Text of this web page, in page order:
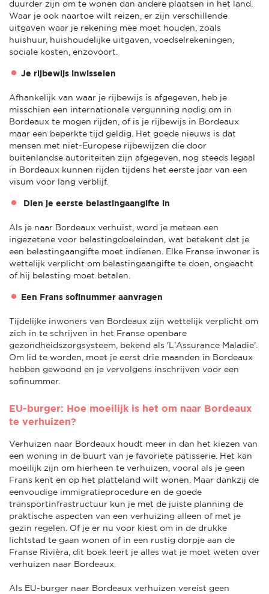
duurder zijn om te wonen dan andere plaatsen in het land.
Waar je ook naartoe wilt reizen, er zijn verschillende
uitgaven waar je rekening mee moet houden, zoals
huishuur, huishoudelijke uitgaven, voedselrekeningen,
sociale kosten, enzovoort.
Je rijbewijs inwisselen
Afhankelijk van waar je rijbewijs is afgegeven, heb je
misschien een internationale vergunning nodig om in
Bordeaux te mogen rijden, of is je rijbewijs in Bordeaux
maar een beperkte tijd geldig. Het goede nieuws is dat
mensen met niet-Europese rijbewijzen die door
buitenlandse autoriteiten zijn afgegeven, nog steeds legaal
in Bordeaux kunnen rijden tijdens het eerste jaar van een
visum voor lang verblijf.
Dien je eerste belastingaangifte in
Als je naar Bordeaux verhuist, word je meteen een
ingezetene voor belastingdoeleinden, wat betekent dat je
een belastingaangifte moet indienen. Elke Franse inwoner is
wettelijk verplicht om belastingaangifte te doen, ongeacht
of hij belasting moet betalen.
Een Frans sofinummer aanvragen
Tijdelijke inwoners van Bordeaux zijn wettelijk verplicht om
zich in te schrijven in het Franse openbare
gezondheidszorgsysteem, bekend als 'L'Assurance Maladie'.
Om lid te worden, moet je eerst drie maanden in Bordeaux
hebben gewoond en je vervolgens inschrijven voor een
sofinummer.
EU-burger: Hoe moeilijk is het om naar Bordeaux
te verhuizen?
Verhuizen naar Bordeaux houdt meer in dan het kiezen van
een woning in de buurt van je favoriete patisserie. Het kan
moeilijk zijn om hierheen te verhuizen, vooral als je geen
Frans kent en op het platteland wilt wonen. Maar dankzij de
eenvoudige immigratieprocedure en de goede
transportinfrastructuur kun je met de juiste planning de
praktische aspecten van een verhuizing alleen of met je
gezin regelen. Of je er nu voor kiest om in de drukke
lichtstad te gaan wonen of in een rustig dorpje aan de
Franse Rivièra, dit boek leert je alles wat je moet weten over
verhuizen naar Bordeaux.
Als EU-burger naar Bordeaux verhuizen vereist geen